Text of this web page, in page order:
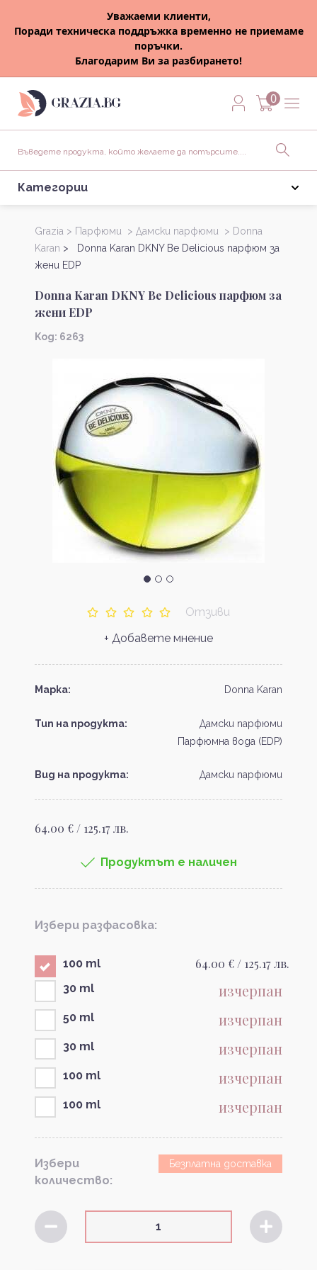
Уважаеми клиенти,
Поради техническа поддръжка временно не приемаме
поръчки.
Благодарим Ви за разбирането!
0
Категории
Grazia > Парфюми > Дамски парфюми > Donna
Karan > Donna Karan DKNY Be Delicious парфюм за
жени EDP
Donna Karan DKNY Be Delicious парфюм за
жени EDP
Kод: 6263
Отзиви
+ Добавете мнение
Марка: Donna Karan
Тип на продукта:
Дамски парфюми
Парфюмна вода (EDP)
Вид на продукта: Дамски парфюми
64.00 € / 125.17 лв.
Продуктът е наличен
Избери разфасовка:
100 ml 64.00 € / 125.17 лв.
30 ml изчерпан
50 ml изчерпан
30 ml изчерпан
100 ml изчерпан
100 ml изчерпан
Избери
количество:
Безплатна доставка